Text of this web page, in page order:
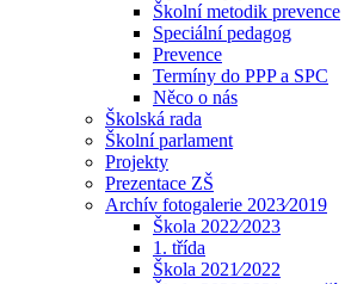
Školní metodik prevence
Speciální pedagog
Prevence
Termíny do PPP a SPC
Něco o nás
Školská rada
Školní parlament
Projekty
Prezentace ZŠ
Archív fotogalerie 2023⁄2019
Škola 2022⁄2023
1. třída
Škola 2021⁄2022